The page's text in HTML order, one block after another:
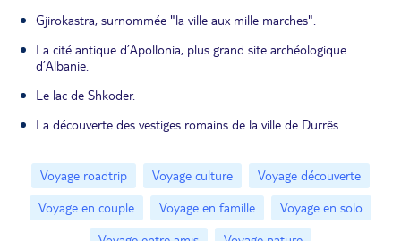
Gjirokastra, surnommée "la ville aux mille marches".
La cité antique d’Apollonia, plus grand site archéologique
d’Albanie.
Le lac de Shkoder.
La découverte des vestiges romains de la ville de Durrës.
Voyage roadtrip Voyage culture
Voyage découverte
Voyage en couple
Voyage en famille
Voyage en solo